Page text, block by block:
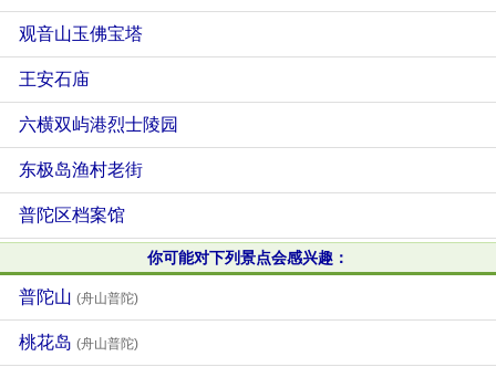
观音山玉佛宝塔
王安石庙
六横双屿港烈士陵园
东极岛渔村老街
普陀区档案馆
你可能对下列景点会感兴趣：
普陀山 (舟山普陀)
桃花岛 (舟山普陀)